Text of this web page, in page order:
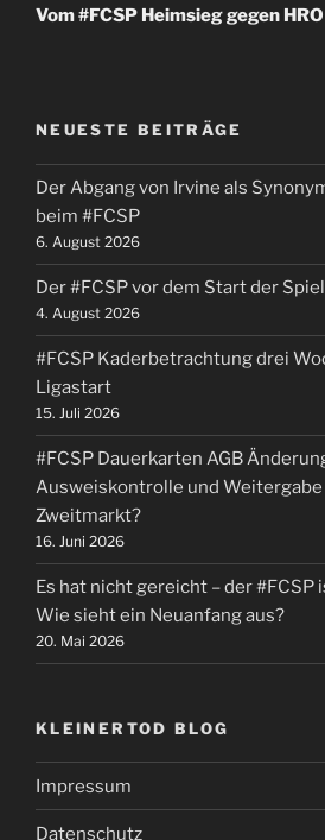
Vom #FCSP Heimsieg gegen HRO
NEUESTE BEITRÄGE
Der Abgang von Irvine als
beim #FCSP
6. August 2026
Der #FCSP vor dem Start der
4. August 2026
#FCSP Kaderbetrachtung drei
Ligastart
15. Juli 2026
#FCSP Dauerkarten AGB
Ausweiskontrolle und Weitergabe
Zweitmarkt?
16. Juni 2026
Es hat nicht gereicht – der #FCSP
Wie sieht ein Neuanfang aus?
20. Mai 2026
KLEINERTOD BLOG
Impressum
Datenschutz